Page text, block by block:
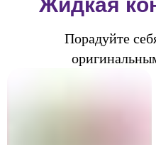
Порадуйте